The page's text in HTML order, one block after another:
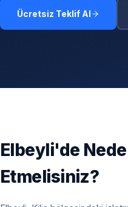
Ücretsiz Teklif Al
Elbeyli'de
Etmelisiniz?